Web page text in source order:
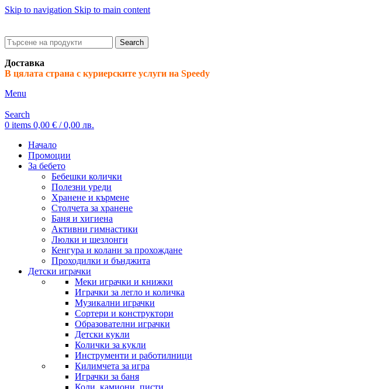
Skip to navigation Skip to main content
Search
Доставка
В цялата страна с куриерските услуги на Speedy
Menu
Search
0 items 0,00 € / 0,00 лв.
Начало
Промоции
За бебето
Бебешки колички
Полезни уреди
Хранене и кърмене
Столчета за хранене
Баня и хигиена
Активни гимнастики
Люлки и шезлонги
Кенгура и колани за прохождане
Проходилки и бънджита
Детски играчки
Меки играчки и книжки
Играчки за легло и количка
Музикални играчки
Сортери и конструктори
Образователни играчки
Детски кукли
Колички за кукли
Инструменти и работилници
Килимчета за игра
Играчки за баня
Коли, камиони, писти